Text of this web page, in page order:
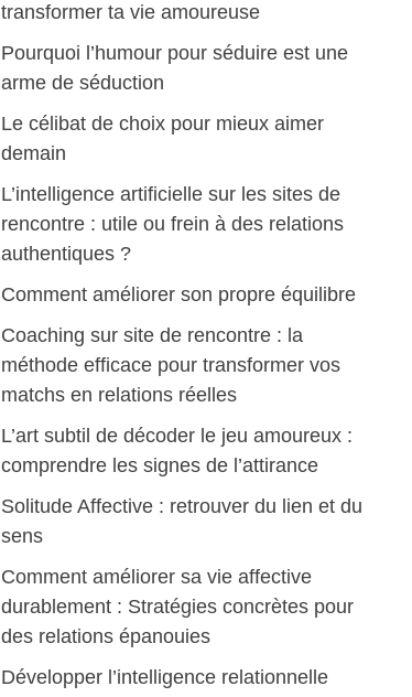
transformer ta vie amoureuse
Pourquoi l’humour pour séduire est une
arme de séduction
Le célibat de choix pour mieux aimer
demain
L’intelligence artificielle sur les sites de
rencontre : utile ou frein à des relations
authentiques ?
Comment améliorer son propre équilibre
Coaching sur site de rencontre : la
méthode efficace pour transformer vos
matchs en relations réelles
L’art subtil de décoder le jeu amoureux :
comprendre les signes de l’attirance
Solitude Affective : retrouver du lien et du
sens
Comment améliorer sa vie affective
durablement : Stratégies concrètes pour
des relations épanouies
Développer l’intelligence relationnelle